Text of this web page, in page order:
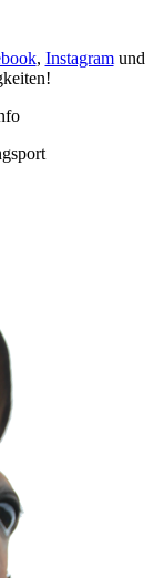
, Instagramund